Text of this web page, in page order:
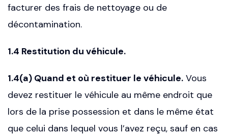
facturer des frais de nettoyage ou de
décontamination.
1.4 Restitution du véhicule.
1.4(a) Quand et où restituer le véhicule. Vous
devez restituer le véhicule au même endroit que
lors de la prise possession et dans le même état
que celui dans lequel vous l’avez reçu, sauf en cas